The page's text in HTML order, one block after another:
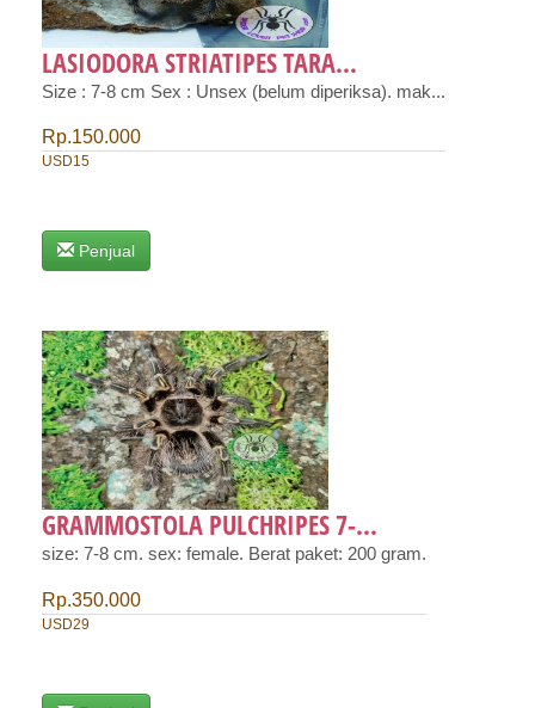
LASIODORA STRIATIPES TARA...
Size : 7-8 cm Sex : Unsex (belum diperiksa). mak...
Rp.150.000
USD15
Penjual
GRAMMOSTOLA PULCHRIPES 7-...
size: 7-8 cm. sex: female. Berat paket: 200 gram.
Rp.350.000
USD29